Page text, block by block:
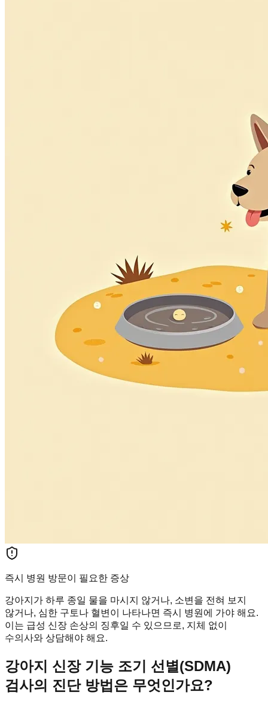
즉시 병원 방문이 필요한 증상
강아지가 하루 종일 물을 마시지 않거나, 소변을 전혀 보지
않거나, 심한 구토나 혈변이 나타나면 즉시 병원에 가야 해요.
이는 급성 신장 손상의 징후일 수 있으므로, 지체 없이
수의사와 상담해야 해요.
강아지 신장 기능 조기 선별(SDMA)
검사의 진단 방법은 무엇인가요?